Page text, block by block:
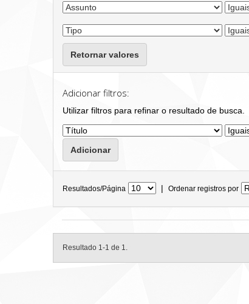
Retornar valores
Adicionar filtros:
Utilizar filtros para refinar o resultado de busca.
Resultados/Página | Ordenar registros por
Resultado 1-1 de 1.